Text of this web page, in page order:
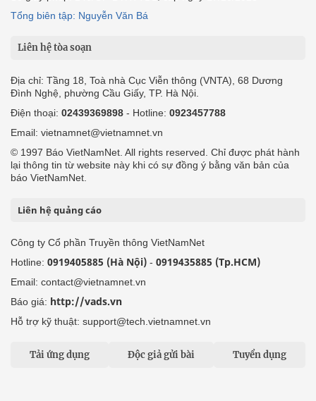
Tổng biên tập: Nguyễn Văn Bá
Liên hệ tòa soạn
Địa chỉ: Tầng 18, Toà nhà Cục Viễn thông (VNTA), 68 Dương
Đình Nghệ, phường Cầu Giấy, TP. Hà Nội.
Điện thoại: 02439369898 - Hotline: 0923457788
Email: vietnamnet@vietnamnet.vn
© 1997 Báo VietNamNet. All rights reserved. Chỉ được phát hành
lại thông tin từ website này khi có sự đồng ý bằng văn bản của
báo VietNamNet.
Liên hệ quảng cáo
Công ty Cổ phần Truyền thông VietNamNet
Hotline: 0919405885 (Hà Nội) - 0919435885 (Tp.HCM)
Email: contact@vietnamnet.vn
Báo giá: http://vads.vn
Hỗ trợ kỹ thuật: support@tech.vietnamnet.vn
Tải ứng dụng Độc giả gửi bài Tuyển dụng